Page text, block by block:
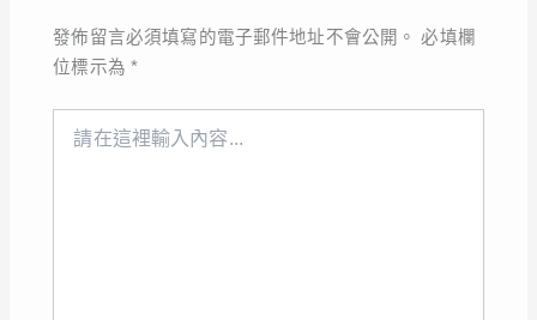
發佈留言必須填寫的電子郵件地址不會公開。 必填欄
位標示為*